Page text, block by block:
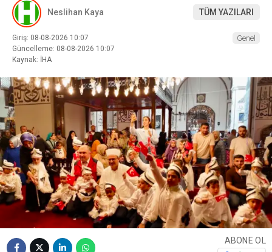
Neslihan Kaya TÜM YAZILARI
Giriş: 08-08-2026 10:07
Güncelleme: 08-08-2026 10:07
Kaynak: İHA
Genel
ABONE OL